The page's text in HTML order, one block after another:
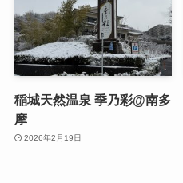
稲城天然温泉 季乃彩@南多
摩
2026年2月19日